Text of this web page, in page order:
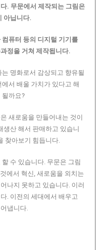
. 무문에서 제작되는 그림은
아닙니다.
퓨터 등의 디지털 기기를
정을 거쳐 제작됩니다.
명화로서 감상되고 향유될
서 배울 가치가 있다고 해
될까요?
새로움을 만들어내는 것이
생산 해서 판매하고 있습니
찾아보기 힘듭니다.
수 있습니다. 무문은 그림
에서 혁신, 새로움을 외치는
나지 못하고 있습니다. 이러
. 이전의 세대에서 배우고
냅니다.